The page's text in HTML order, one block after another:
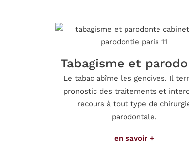
Tabagisme et
Le tabac abîme les gencives. Il
pronostic des traitements et
recours à tout type de
parodontale.
en savoir +